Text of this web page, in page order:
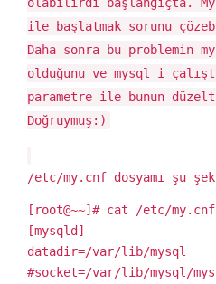
ile başlatmak sorunu
Daha sonra bu problemin
olduğunu ve mysql i
parametre ile bunun
Doğruymuş:)
/etc/my.cnf dosyamı şu
[root@~~]# cat /etc/my.cnf
[mysqld]
datadir=/var/lib/mysql
#socket=/var/lib/mysql/